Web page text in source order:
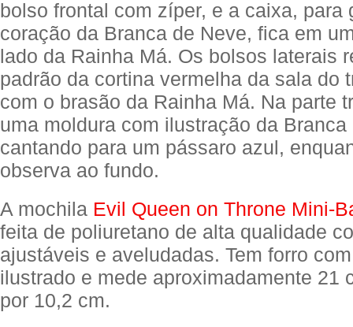
bolso frontal com zíper, e a caixa, para
coração da Branca de Neve, fica em
lado da Rainha Má. Os bolsos laterais
padrão da cortina vermelha da sala do
com o brasão da Rainha Má. Na parte
uma moldura com ilustração da Branca
cantando para um pássaro azul,
observa ao fundo.
A mochila Evil Queen on Throne Mini-
feita de poliuretano de alta qualidade
ajustáveis e aveludadas. Tem forro
ilustrado e mede aproximadamente 21
por 10,2 cm.